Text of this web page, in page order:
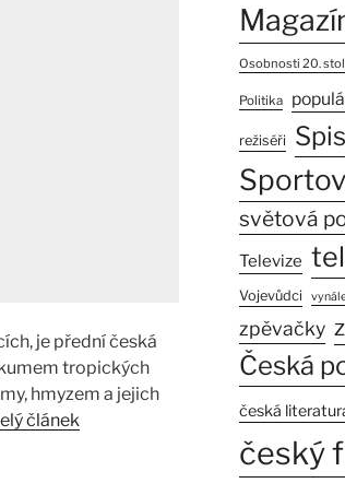
je přední česká
tropických
hmyzem a jejich
článek
Osobnosti 20.
Politika
režiséři
světová
Televize
Vojevůdci
zpěvačky
Česká
česká
český